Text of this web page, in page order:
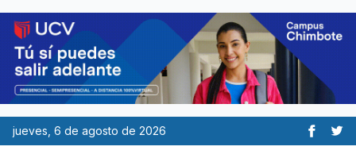
jueves, 6 de agosto de 2026